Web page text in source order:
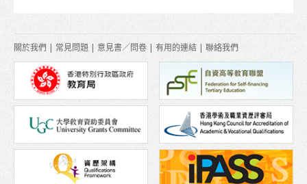
非洲
畢業後
留港進修
在香港工作
關於我們 | 常見問題 | 意見書／問卷 | 有用的連結 | 聯絡我們